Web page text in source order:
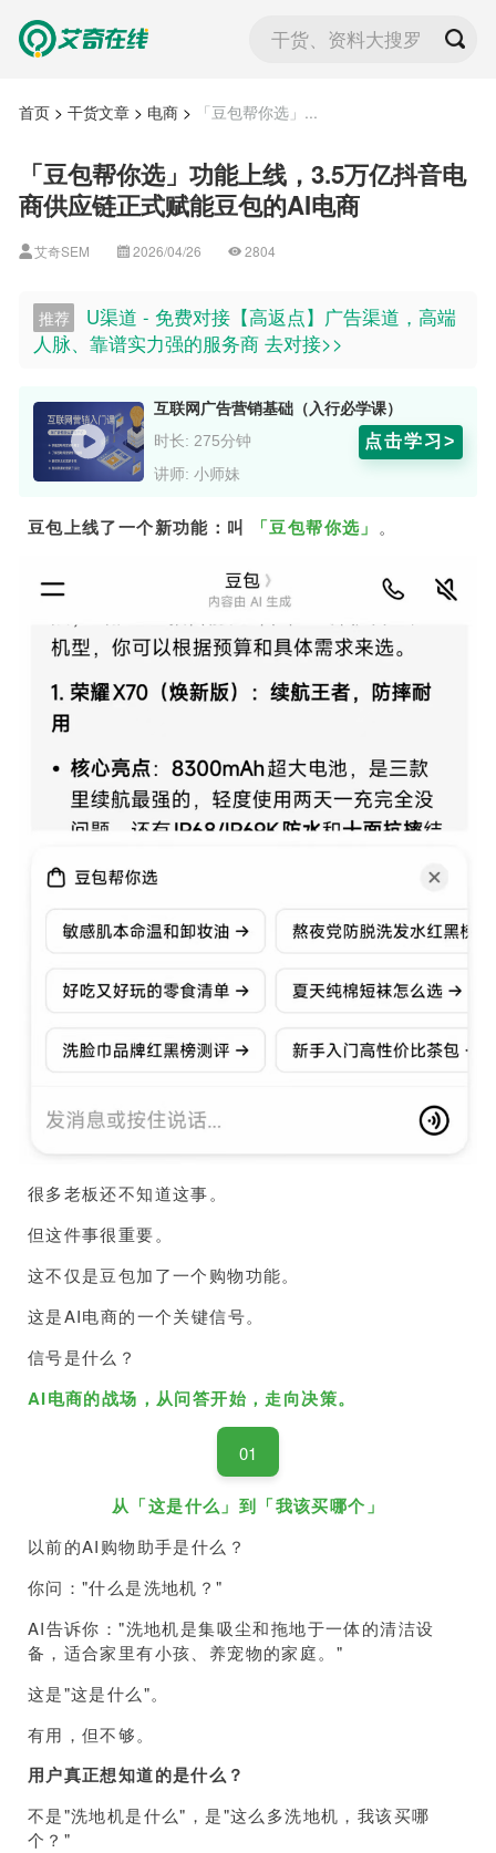
干货、资料大搜罗
首页> 干货文章> 电商> 「豆包帮你选」...
「豆包帮你选」功能上线，3.5万亿抖音电
商供应链正式赋能豆包的AI电商
艾奇SEM 2026/04/26 2804
推荐
U渠道 - 免费对接【高返点】广告渠道，高端
人脉、靠谱实力强的服务商 去对接>>
互联网广告营销基础（入行必学课）
时长: 275分钟
讲师: 小师妹
点击学习>
豆包上线了一个新功能：叫 「豆包帮你选」 。
很多老板还不知道这事。
但这件事很重要。
这不仅是豆包加了一个购物功能。
这是AI电商的一个关键信号。
信号是什么？
AI电商的战场，从问答开始，走向决策。
01
从「这是什么」到「我该买哪个」
以前的AI购物助手是什么？
你问："什么是洗地机？"
AI告诉你："洗地机是集吸尘和拖地于一体的清洁设
备，适合家里有小孩、养宠物的家庭。"
这是"这是什么"。
有用，但不够。
用户真正想知道的是什么？
不是"洗地机是什么"，是"这么多洗地机，我该买哪
个？"